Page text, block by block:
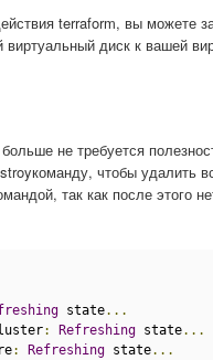
terraform, вы можете
диск к вашей
не требуется
чтобы удалить
так как после этого
state...
: Refreshing state...
: Refreshing state...